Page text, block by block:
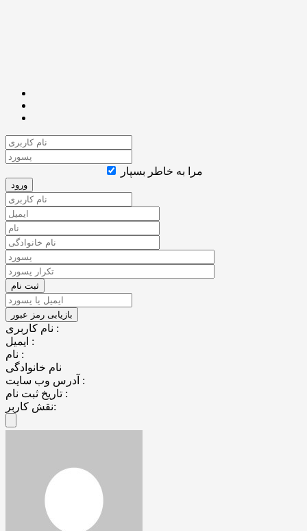
مرا به خاطر بسپار
نام کاربری :
ایمیل :
نام :
نام خانوادگی
آدرس وب سایت :
تاریخ ثبت نام :
نقش کاربر: